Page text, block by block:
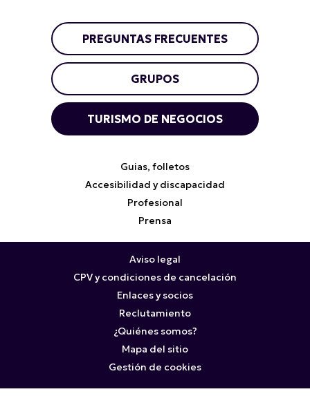
PREGUNTAS FRECUENTES
GRUPOS
TURISMO DE NEGOCIOS
Guias, folletos
Accesibilidad y discapacidad
Profesional
Prensa
Aviso legal
CPV y condiciones de cancelación
Enlaces y socios
Reclutamiento
¿Quiénes somos?
Mapa del sitio
Gestión de cookies